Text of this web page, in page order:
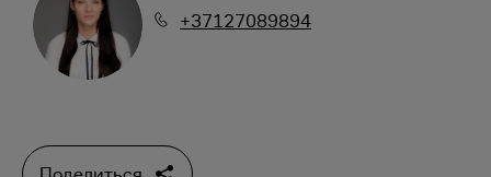
+37127089894